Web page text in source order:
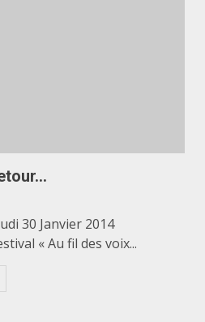
30 Janvier 2014
« Au fil des voix...